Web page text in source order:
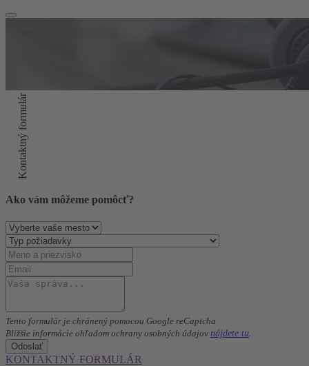
Kontaktný formulár
Ako vám môžeme pomôcť?
Tento formulár je chránený pomocou Google reCaptcha
Bližšie informácie ohľadom ochrany osobných údajov nájdete tu
Odoslať
KONTAKTNÝ FORMULÁR